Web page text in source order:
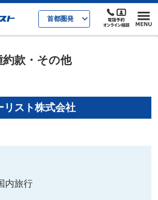
首都圏発
約款・その他
リスト株式会社
内旅行